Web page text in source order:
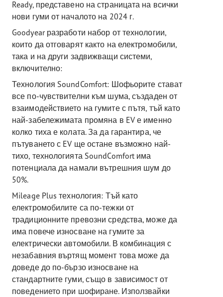
Ready, представено на страницата на всички
нови гуми от началото на 2024 г.
Goodyear разработи набор от технологии,
които да отговарят както на електромобили,
така и на други задвижващи системи,
включително:
Технология SoundComfort: Шофьорите стават
все по-чувствителни към шума, създаден от
взаимодействието на гумите с пътя, тъй като
най-забележимата промяна в EV е именно
колко тиха е колата. За да гарантира, че
пътуването с EV ще остане възможно най-
тихо, технологията SoundComfort има
потенциала да намали вътрешния шум до
50%.
Mileage Plus технология: Тъй като
електромобилите са по-тежки от
традиционните превозни средства, може да
има повече износване на гумите за
електрически автомобили. В комбинация с
незабавния въртящ момент това може да
доведе до по-бързо износване на
стандартните гуми, също в зависимост от
поведението при шофиране. Използвайки